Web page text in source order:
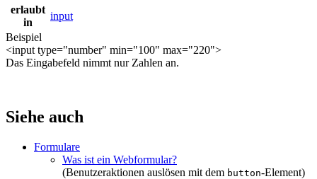
erlaubt
in
input
Beispiel
<input type="number" min="100" max="220">
Das Eingabefeld nimmt nur Zahlen an.
Siehe auch
Formulare
Was ist ein Webformular?
(Benutzeraktionen auslösen mit dem button-Element)